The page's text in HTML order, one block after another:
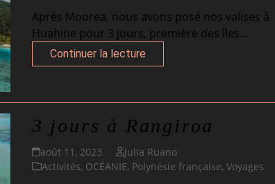
Après Moorea, nous avons posé nos valises à
Huahine pour 3 jours, première des îles…
Continuer la lecture
3 jours à Rangiroa
août 11, 2023
Julia Ruano
Activités, OCÉANIE, Polynésie française, Voyages